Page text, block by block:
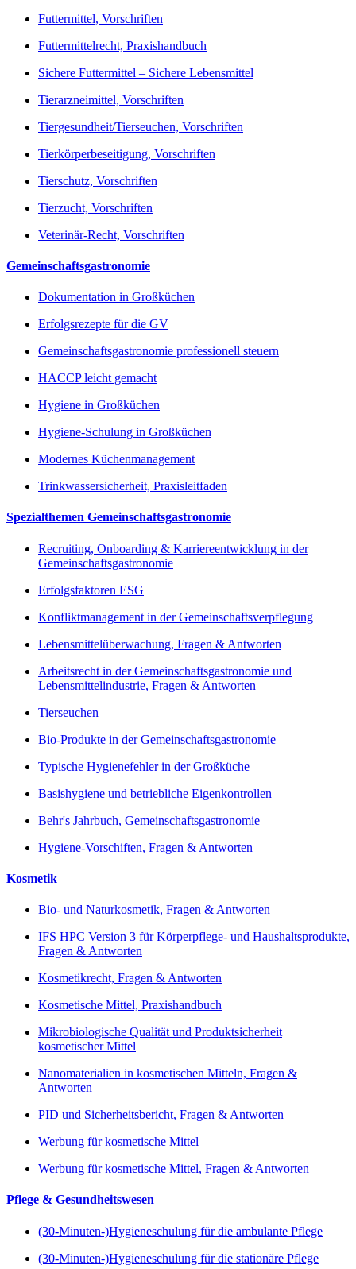
Futtermittel, Vorschriften
Futtermittelrecht, Praxishandbuch
Sichere Futtermittel – Sichere Lebensmittel
Tierarzneimittel, Vorschriften
Tiergesundheit/Tierseuchen, Vorschriften
Tierkörperbeseitigung, Vorschriften
Tierschutz, Vorschriften
Tierzucht, Vorschriften
Veterinär-Recht, Vorschriften
Gemeinschaftsgastronomie
Dokumentation in Großküchen
Erfolgsrezepte für die GV
Gemeinschaftsgastronomie professionell steuern
HACCP leicht gemacht
Hygiene in Großküchen
Hygiene-Schulung in Großküchen
Modernes Küchenmanagement
Trinkwassersicherheit, Praxisleitfaden
Spezialthemen Gemeinschaftsgastronomie
Recruiting, Onboarding & Karriereentwicklung in der
Gemeinschaftsgastronomie
Erfolgsfaktoren ESG
Konfliktmanagement in der Gemeinschaftsverpflegung
Lebensmittelüberwachung, Fragen & Antworten
Arbeitsrecht in der Gemeinschaftsgastronomie und
Lebensmittelindustrie, Fragen & Antworten
Tierseuchen
Bio-Produkte in der Gemeinschaftsgastronomie
Typische Hygienefehler in der Großküche
Basishygiene und betriebliche Eigenkontrollen
Behr's Jahrbuch, Gemeinschaftsgastronomie
Hygiene-Vorschiften, Fragen & Antworten
Kosmetik
Bio- und Naturkosmetik, Fragen & Antworten
IFS HPC Version 3 für Körperpflege- und Haushaltsprodukte,
Fragen & Antworten
Kosmetikrecht, Fragen & Antworten
Kosmetische Mittel, Praxishandbuch
Mikrobiologische Qualität und Produktsicherheit
kosmetischer Mittel
Nanomaterialien in kosmetischen Mitteln, Fragen &
Antworten
PID und Sicherheitsbericht, Fragen & Antworten
Werbung für kosmetische Mittel
Werbung für kosmetische Mittel, Fragen & Antworten
Pflege & Gesundheitswesen
(30-Minuten-)Hygieneschulung für die ambulante Pflege
(30-Minuten-)Hygieneschulung für die stationäre Pflege